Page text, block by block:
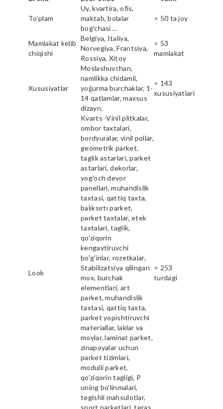
To'plam
Uy, kvartira, ofis,
maktab, bolalar
bog'chasi ...
> 50 ta joy
Mamlakat kelib
chiqishi
Belgiya, Italiya,
Norvegiya, Frantsiya,
Rossiya, Xitoy
> 53
mamlakat
Xususiyatlar
Moslashuvchan,
namlikka chidamli,
yoğurma burchaklar, 1-
14 qatlamlar, maxsus
dizayn,
> 143
xususiyatlari
Look
Kvarts -Vinil plitkalar,
ombor taxtalari,
bordyuralar, vinil pollar,
geometrik parket,
taglik astarlari, parket
astarlari, dekorlar,
yog'och devor
panellari, muhandislik
taxtasi, qattiq taxta,
balıksırtı parket,
parket taxtalar, etek
taxtalari, taglik,
qo'ziqorin
kengaytiruvchi
bo'g'inlar, rozetkalar,
Stabilizatsiya qilingan
mox, burchak
elementlari, art
parket, muhandislik
taxtasi, qattiq taxta,
parket yopishtiruvchi
materiallar, laklar va
moylar, laminat parket,
zinapoyalar uchun
parket tizimlari,
modulli parket,
qo'ziqorin tagligi, P
uning bo'linmalari,
tegishli mahsulotlar,
sport parketlari, teras
> 253
turdagi